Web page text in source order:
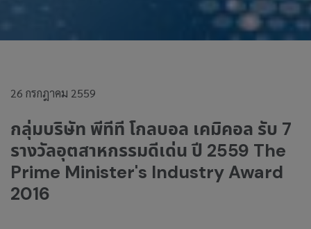
26 กรกฎาคม 2559
กลุ่มบริษัท พีทีที โกลบอล เคมิคอล รับ 7
รางวัลอุตสาหกรรมดีเด่น ปี 2559 The
Prime Minister's Industry Award
2016